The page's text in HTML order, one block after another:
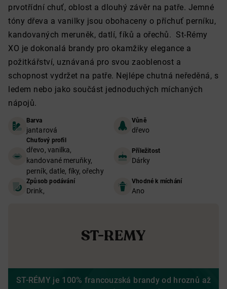
prvotřídní chuť, oblost a dlouhý závěr na patře. Jemné
tóny dřeva a vanilky jsou obohaceny o příchuť perníku,
kandovaných meruněk, datlí, fíků a ořechů. St-Rémy
XO je dokonalá brandy pro okamžiky elegance a
požitkářství, uznávaná pro svou zaoblenost a
schopnost vydržet na patře. Nejlépe chutná neředěná, s
ledem nebo jako součást jednoduchých míchaných
nápojů.
Barva
jantarová
Vůně
dřevo
Chuťový profil
dřevo, vanilka,
kandované meruňky,
perník, datle, fíky, ořechy
Příležitost
Dárky
Způsob podávání
Drink,
Vhodné k míchání
Ano
ST-REMY
ST-RÉMY je 100% francouzská brandy od hroznů až